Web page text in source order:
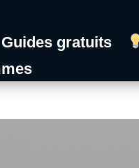
Guides gratuits